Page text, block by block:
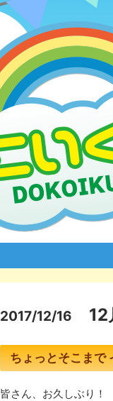
2017/12/16 12
ちょっとそこまで
皆さん、お久しぶり！